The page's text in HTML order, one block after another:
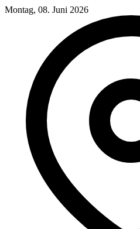
Montag, 08. Juni 2026